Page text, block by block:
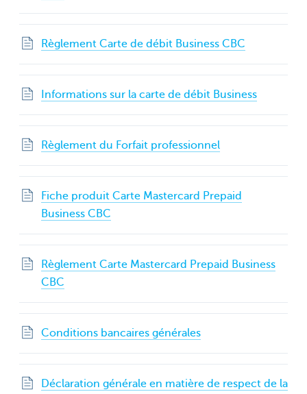
Règlement Carte de débit Business CBC
Informations sur la carte de débit Business
Règlement du Forfait professionnel
Fiche produit Carte Mastercard Prepaid
Business CBC
Règlement Carte Mastercard Prepaid Business
CBC
Conditions bancaires générales
Déclaration générale en matière de respect de la